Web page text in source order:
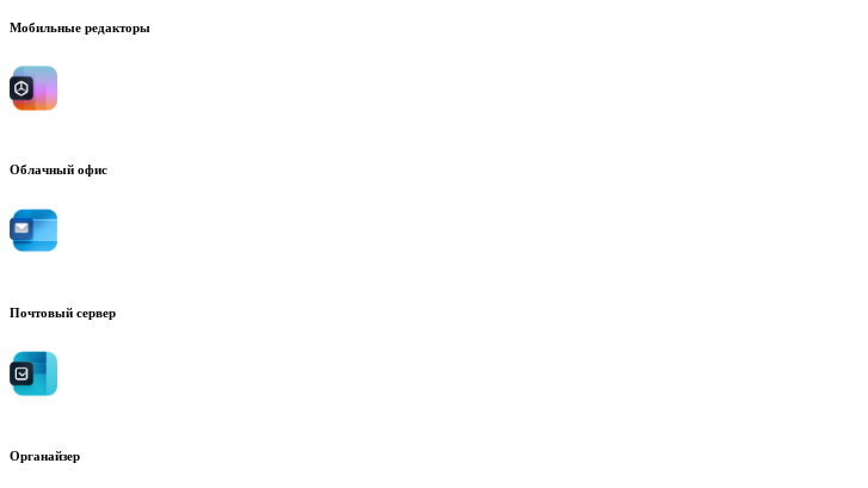
Мобильные редакторы
Облачный офис
Почтовый сервер
Органайзер